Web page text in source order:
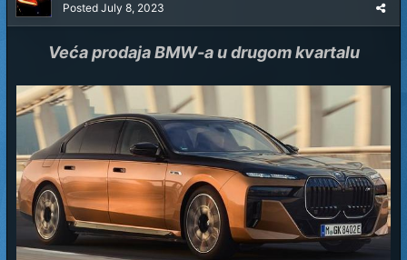
Posted July 8, 2023
Veća prodaja BMW-a u drugom kvartalu